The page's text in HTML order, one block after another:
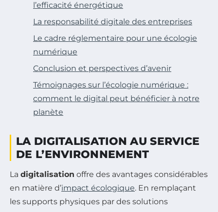
l’efficacité énergétique
La responsabilité digitale des entreprises
Le cadre réglementaire pour une écologie
numérique
Conclusion et perspectives d’avenir
Témoignages sur l’écologie numérique :
comment le digital peut bénéficier à notre
planète
LA DIGITALISATION AU SERVICE
DE L’ENVIRONNEMENT
La digitalisation offre des avantages considérables
en matière d’impact écologique. En remplaçant
les supports physiques par des solutions